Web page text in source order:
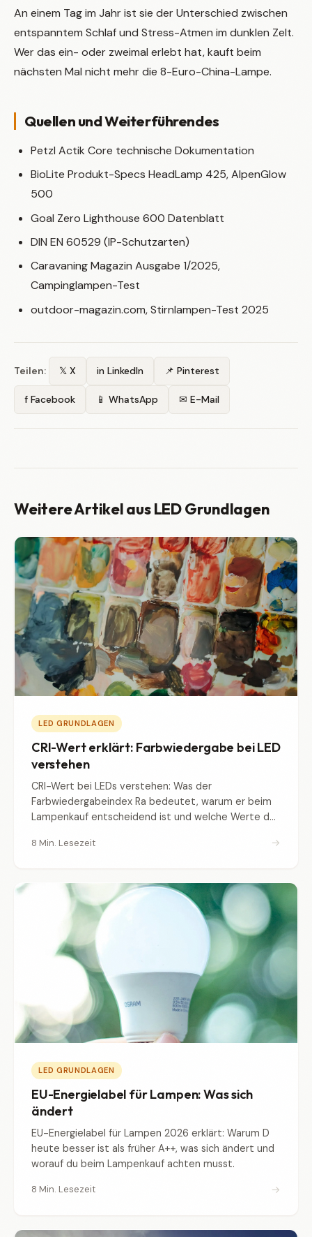
An einem Tag im Jahr ist sie der Unterschied zwischen
entspanntem Schlaf und Stress-Atmen im dunklen Zelt.
Wer das ein- oder zweimal erlebt hat, kauft beim
nächsten Mal nicht mehr die 8-Euro-China-Lampe.
Quellen und Weiterführendes
Petzl Actik Core technische Dokumentation
BioLite Produkt-Specs HeadLamp 425, AlpenGlow
500
Goal Zero Lighthouse 600 Datenblatt
DIN EN 60529 (IP-Schutzarten)
Caravaning Magazin Ausgabe 1/2025,
Campinglampen-Test
outdoor-magazin.com, Stirnlampen-Test 2025
Teilen: 𝕏 X in LinkedIn 📌 Pinterest
f Facebook 📱 WhatsApp ✉ E-Mail
Weitere Artikel aus LED Grundlagen
LED GRUNDLAGEN
CRI-Wert erklärt: Farbwiedergabe bei LED
verstehen
CRI-Wert bei LEDs verstehen: Was der
Farbwiedergabeindex Ra bedeutet, warum er beim
Lampenkauf entscheidend ist und welche Werte du
8 Min. Lesezeit →
LED GRUNDLAGEN
EU-Energielabel für Lampen: Was sich
ändert
EU-Energielabel für Lampen 2026 erklärt: Warum D
heute besser ist als früher A++, was sich ändert und
worauf du beim Lampenkauf achten musst.
8 Min. Lesezeit →